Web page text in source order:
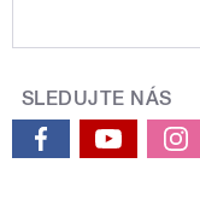
SLEDUJTE NÁS